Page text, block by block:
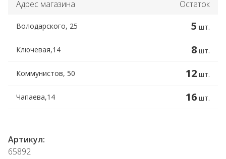
Адрес магазина Остаток
Володарского, 25 5 шт.
Ключевая,14 8 шт.
Коммунистов, 50 12 шт.
Чапаева,14 16 шт.
Артикул:
65892